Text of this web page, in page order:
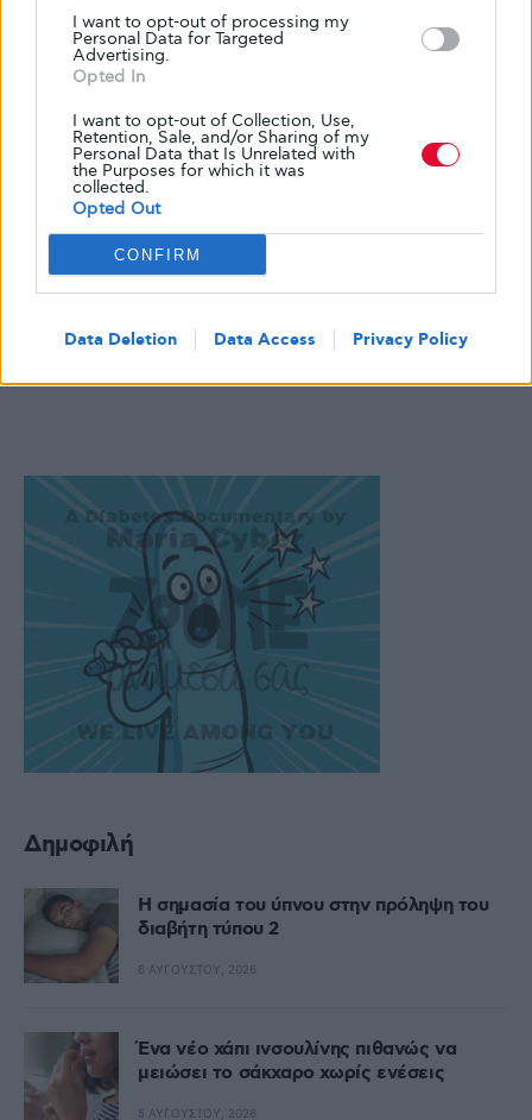
I want to opt-out of processing my
Personal Data for Targeted
Advertising.
Opted In
I want to opt-out of Collection, Use,
Retention, Sale, and/or Sharing of my
Personal Data that Is Unrelated with
the Purposes for which it was
collected.
Opted Out
CONFIRM
Data Deletion Data Access Privacy Policy
Δημοφιλή
Η σημασία του ύπνου στην πρόληψη του
διαβήτη τύπου 2
6 ΑΥΓΟΎΣΤΟΥ, 2026
Ένα νέο χάπι ινσουλίνης πιθανώς να
μειώσει το σάκχαρο χωρίς ενέσεις
5 ΑΥΓΟΎΣΤΟΥ, 2026